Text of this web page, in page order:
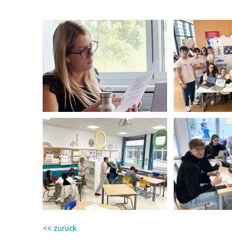
<< zurück